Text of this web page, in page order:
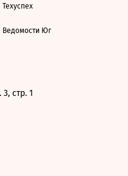
Техуспех
Ведомости Юг
стр. 1